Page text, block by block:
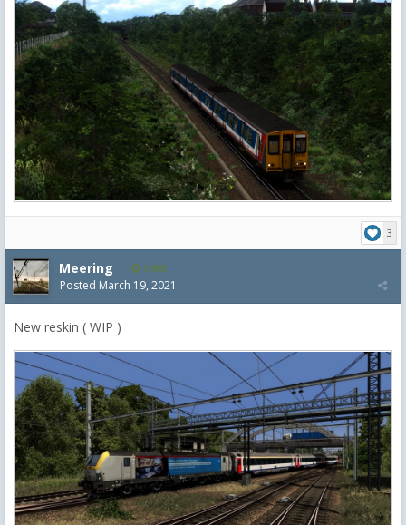
3
Meering 1,992
Posted March 19, 2021
New reskin ( WIP )